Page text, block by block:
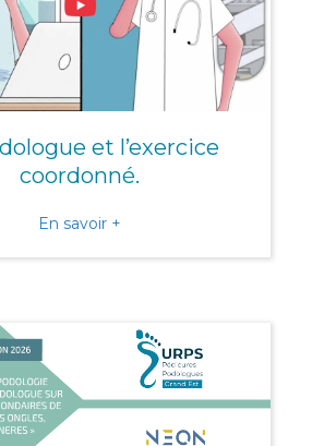
et l’exercice
coordonné.
En savoir +